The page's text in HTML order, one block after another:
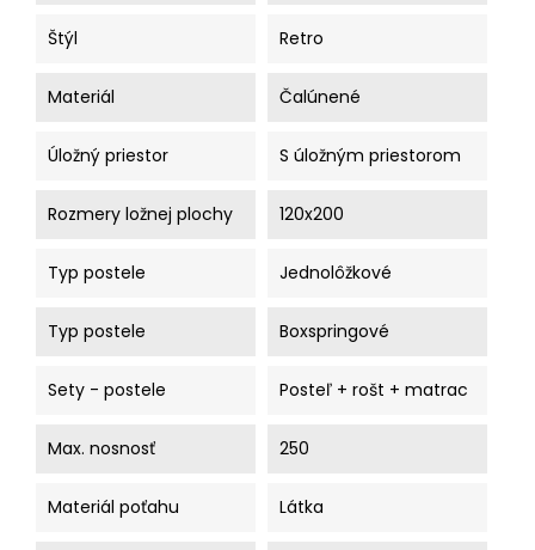
Štýl Retro
Materiál Čalúnené
Úložný priestor S úložným priestorom
Rozmery ložnej plochy 120x200
Typ postele Jednolôžkové
Typ postele Boxspringové
Sety - postele Posteľ + rošt + matrac
Max. nosnosť 250
Materiál poťahu Látka